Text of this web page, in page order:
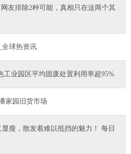
友排除2种可能，真相只在这两个其
全球热资讯
工业园区平均固废处置利用率超95%
家园旧货市场
瘦，散发着难以抵挡的魅力！ 每日